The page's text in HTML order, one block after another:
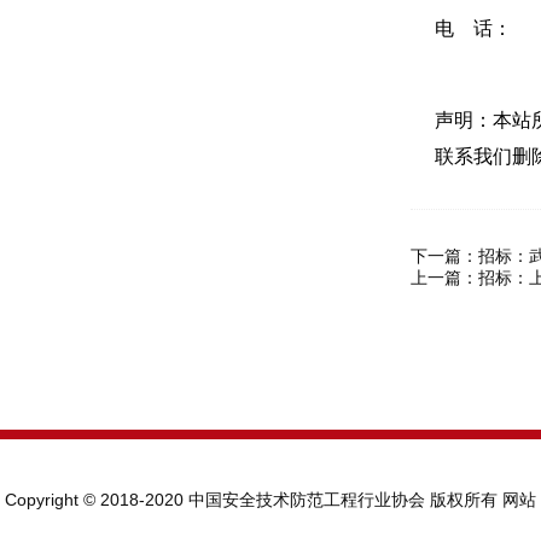
电 话：
声明：本站
联系我们删
下一篇： 招标：
上一篇： 招标：
Copyright © 2018-2020 中国安全技术防范工程行业协会 版权所有 网站